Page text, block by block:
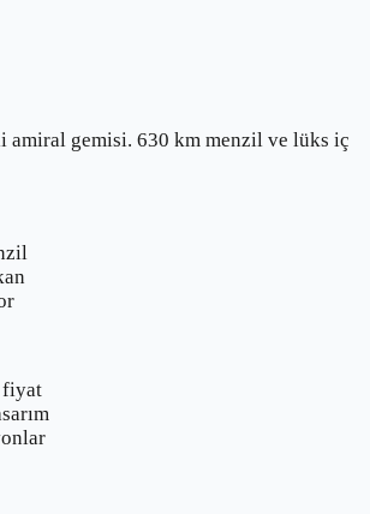
gemisi. 630 km menzil ve lüks iç
fiyat